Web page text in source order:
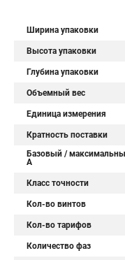
Ширина упаковки
Высота упаковки
Глубина упаковки
Объемный вес
Единица измерения
Кратность поставки
Базовый /
А
Класс точности
Кол-во винтов
Кол-во тарифов
Количество фаз